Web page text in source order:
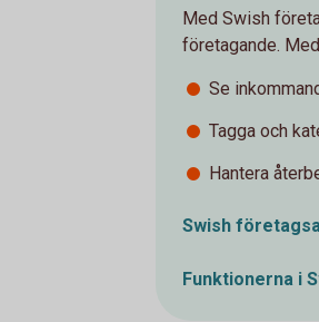
Med Swish
företagande.
Se
Tagga och
Hantera
Swish
Funktionerna i